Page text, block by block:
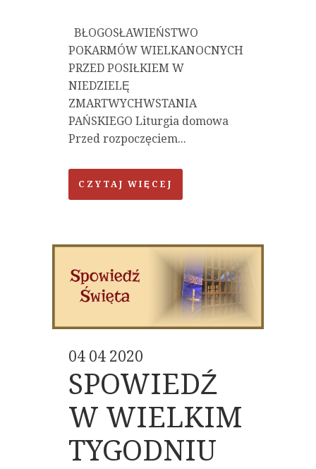
BŁOGOSŁAWIEŃSTWO
POKARMÓW WIELKANOCNYCH
PRZED POSIŁKIEM W
NIEDZIELĘ
ZMARTWYCHWSTANIA
PAŃSKIEGO Liturgia domowa
Przed rozpoczęciem...
CZYTAJ WIĘCEJ
04 04 2020
SPOWIEDŹ
W WIELKIM
TYGODNIU